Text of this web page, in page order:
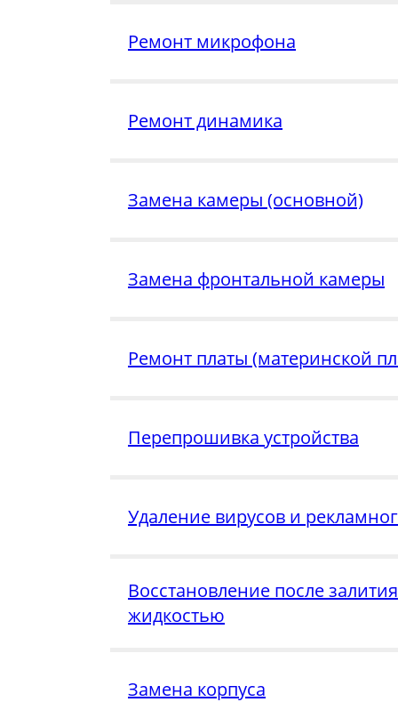
Ремонт микрофона
Ремонт динамика
Замена камеры (основной)
Замена фронтальной камеры
Ремонт платы (материнской
Перепрошивка устройства
Удаление вирусов и
Восстановление после залития
жидкостью
Замена корпуса